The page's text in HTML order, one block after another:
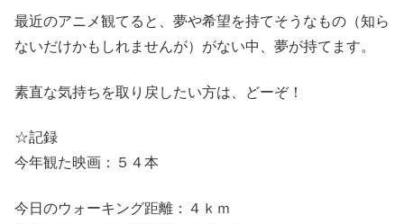
最近のアニメ観てると、夢や希望を持てそうなもの（知ら
ないだけかもしれませんが）がない中、夢が持てます。
素直な気持ちを取り戻したい方は、どーぞ！
☆記録
今年観た映画：５４本
今日のウォーキング距離：４ｋｍ